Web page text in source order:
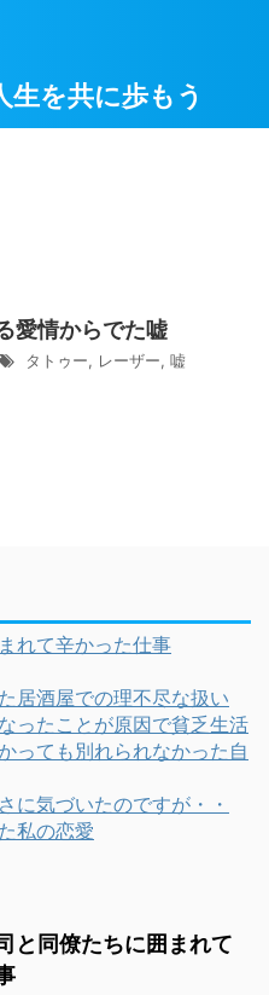
を共に歩もう
愛情からでた嘘
タトゥー, レーザー, 嘘
れて辛かった仕事
居酒屋での理不尽な扱い
ったことが原因で貧乏生活
っても別れられなかった自
に気づいたのですが・・
私の恋愛
と同僚たちに囲まれて